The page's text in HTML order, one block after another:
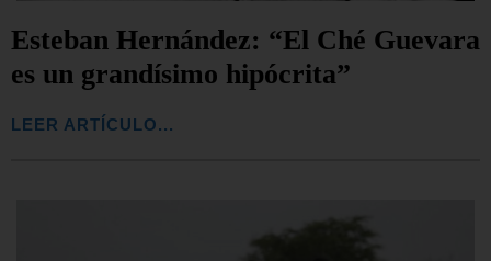
Esteban Hernández: “El Ché Guevara
es un grandísimo hipócrita”
LEER ARTÍCULO...